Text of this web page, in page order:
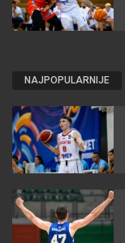
NAJPOPULARNIJE